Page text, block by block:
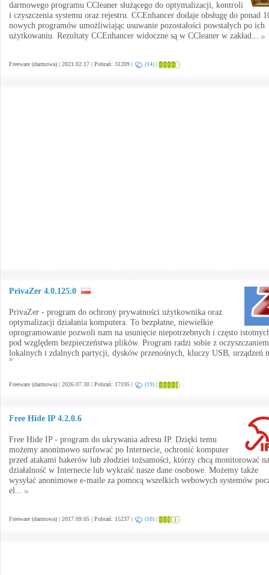
darmowego programu CCleaner służącego do optymalizacji, kontroli
i czyszczenia systemu oraz rejestru. CCEnhancer dodaje obsługę do ponad
nowych programów umożliwiając usuwanie pozostałości powstałych po ich
użytkowaniu. Rezultaty CCEnhancer widoczne są w CCleaner w zakład...
Freeware (darmowa) | 2021.02.17 | Pobrań: 31209 | (14) |
PrivaZer 4.0.125.0
PrivaZer - program do ochrony prywatności użytkownika oraz
optymalizacji działania komputera. To bezpłatne, niewielkie
oprogramowanie pozwoli nam na usunięcie niepotrzebnych i często
pod względem bezpieczeństwa plików. Program radzi sobie z oczyszczaniem
lokalnych i zdalnych partycji, dysków przenośnych, kluczy USB, urządzeń
Freeware (darmowa) | 2026.07.30 | Pobrań: 17195 | (19) |
Free Hide IP 4.2.0.6
Free Hide IP - program do ukrywania adresu IP. Dzięki temu
możemy anonimowo surfować po Internecie, ochronić komputer
przed atakami hakerów lub złodziei tożsamości, którzy chcą monitorować
działalność w Internecie lub wykraść nasze dane osobowe. Możemy także
wysyłać anonimowe e-maile za pomocą wszelkich webowych systemów
el...
Freeware (darmowa) | 2017.09.05 | Pobrań: 15237 | (10) |